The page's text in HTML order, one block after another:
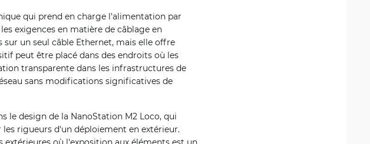
qui prend en charge l'alimentation par
exigences en matière de câblage en
un seul câble Ethernet, mais elle offre
peut être placé dans des endroits où les
transparente dans les infrastructures de
sans modifications significatives de
le design de la NanoStation M2 Loco, qui
rigueurs d'un déploiement en extérieur.